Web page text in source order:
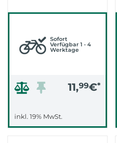
Sofort
Verfügbar 1 - 4
Werktage
11,99€*
inkl. 19% MwSt.